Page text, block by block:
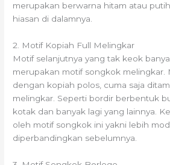
merupakan berwarna hitam atau
hiasan di dalamnya.
2. Motif Kopiah Full Melingkar
Motif selanjutnya yang tak keok
merupakan motif songkok melingkar.
dengan kopiah polos, cuma saja
melingkar. Seperti bordir berbentuk
kotak dan banyak lagi yang lainnya.
oleh motif songkok ini yakni lebih
diperbandingkan sebelumnya.